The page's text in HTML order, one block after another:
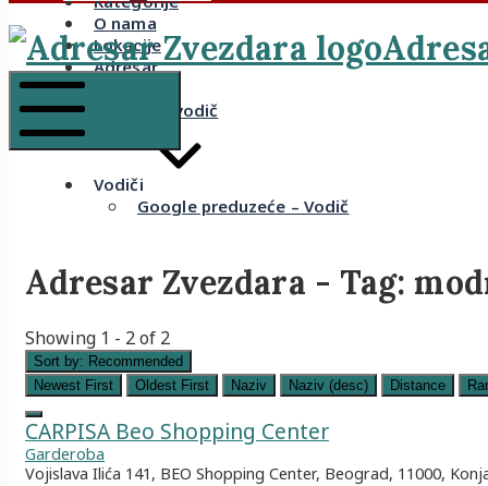
O nama
Lokacije
Adresar
Komšijski vodič
Vodiči
Google preduzeće – Vodič
Adresar Zvezdara - Tag:
Showing 1 - 2 of 2
Sort by: Recommended
Newest First
Oldest First Naziv Naziv (desc) Distance
CARPISA Beo Shopping Center
Garderoba
Vojislava Ilića 141, BEO Shopping Center, Beograd, 11000,